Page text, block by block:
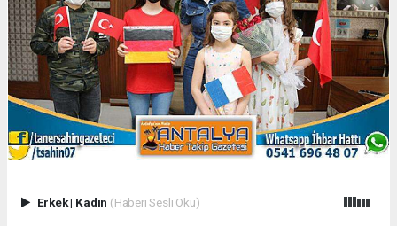
Erkek| Kadın (Haberi Sesli Oku)